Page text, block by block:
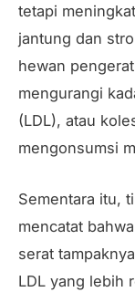
tetapi
jantung dan
hewan
mengurangi
(LDL), atau
mengonsumsi
Sementara itu,
mencatat
serat
LDL yang lebih